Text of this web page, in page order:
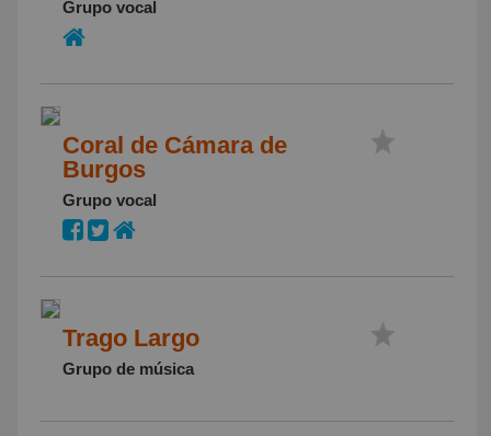
Grupo vocal
Coral de Cámara de
Burgos
Grupo vocal
Trago Largo
Grupo de música